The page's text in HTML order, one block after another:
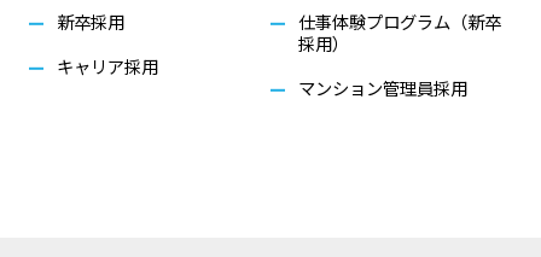
新卒採用
キャリア採用
仕事体験プログラム（新卒
採用）
マンション管理員採用